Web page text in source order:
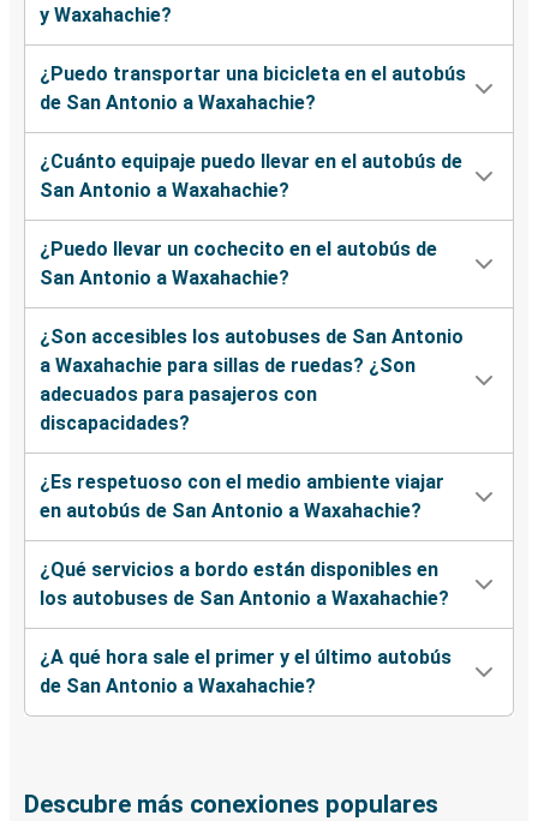
y Waxahachie?
¿Puedo transportar una bicicleta en el autobús
de San Antonio a Waxahachie?
¿Cuánto equipaje puedo llevar en el autobús de
San Antonio a Waxahachie?
¿Puedo llevar un cochecito en el autobús de
San Antonio a Waxahachie?
¿Son accesibles los autobuses de San Antonio
a Waxahachie para sillas de ruedas? ¿Son
adecuados para pasajeros con
discapacidades?
¿Es respetuoso con el medio ambiente viajar
en autobús de San Antonio a Waxahachie?
¿Qué servicios a bordo están disponibles en
los autobuses de San Antonio a Waxahachie?
¿A qué hora sale el primer y el último autobús
de San Antonio a Waxahachie?
Descubre más conexiones populares